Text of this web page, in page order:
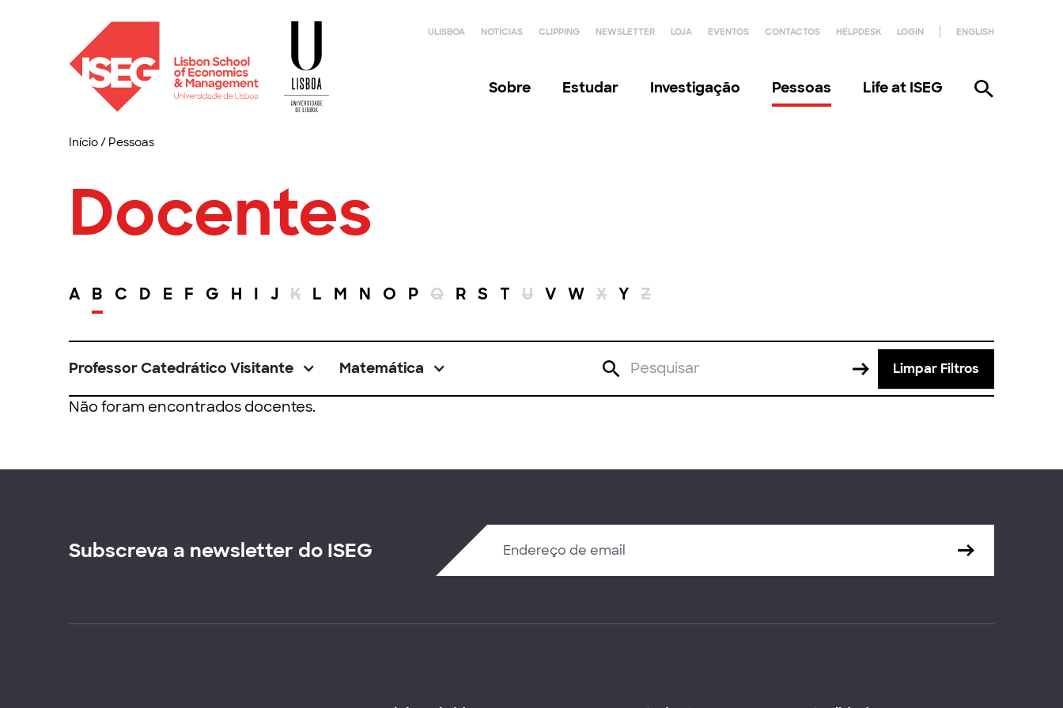
ULISBOA NOTÍCIAS CLIPPING NEWSLETTER LOJA EVENTOS CONTACTOS HELPDESK LOGIN ENGLISH
Sobre Estudar Investigação Pessoas Life at ISEG
Início/ Pessoas
Docentes
A B C D E F G H I J K L M N O P Q R S T U V W X Y Z
Professor Catedrático Visitante Matemática Limpar Filtros
Não foram encontrados docentes.
Subscreva a newsletter do ISEG